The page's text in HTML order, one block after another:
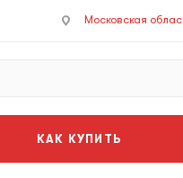
Московская
КАК КУПИТЬ